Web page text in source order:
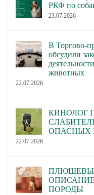
РКФ по
23.07.2026
В Торгово-
обсудили
животных
22.07.2026
КИНОЛОГ
ОПАСНЫХ
22.07.2026
ПОРОДЫ